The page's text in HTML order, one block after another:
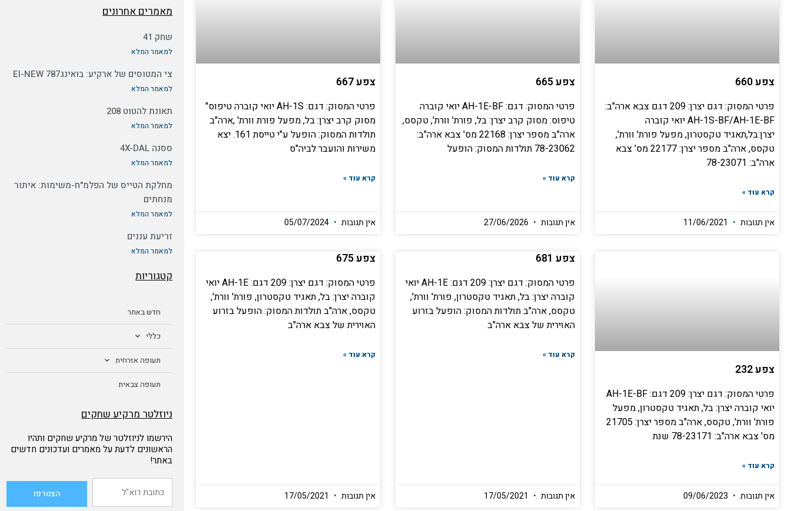
צפע 660
פרטי המסוק: דגם יצרן: 209 דגם צבא ארה"ב:
AH-1S-BF/AH-1E-BF יואי קוברה
יצרן:בל,תאגיד טקסטרון, מפעל פורת' וורת',
טקסס, ארה"ב מספר יצרן: 22177 מס' צבא
ארה"ב: 78-23071
קרא עוד »
אין תגובות
צפע 665
פרטי המסוק: דגם: AH-1E-BF יואי קוברה
טיפוס: מסוק קרב יצרן: בל, פורת' וורת', טקסס,
ארה"ב מספר יצרן: 22168 מס' צבא ארה"ב:
78-23062 תולדות המסוק: הופעל
קרא עוד »
אין תגובות
צפע 667
פרטי המסוק: דגם: AH-1S יואי קוברה טיפוס"
מסוק קרב יצרן: בל, מפעל פורת וורת' ,ארה"ב
תולדות המסוק: הופעל ע"י טייסת 161. יצא
משירות והועבר לביה"ס
קרא עוד »
אין תגובות
צפע 232
פרטי המסוק: דגם יצרן: 209 דגם: AH-1E-BF
יואי קוברה יצרן: בל, תאגיד טקסטרון, מפעל
פורת' וורת', טקסס, ארה"ב מספר יצרן: 21705
מס' צבא ארה"ב: 78-23171 שנת
קרא עוד »
אין תגובות
צפע 681
פרטי המסוק: דגם יצרן: 209 דגם: AH-1E יואי
קוברה יצרן: בל, תאגיד טקסטרון, פורת' וורת',
טקסס, ארה"ב תולדות המסוק: הופעל בזרוע
האוירית של צבא ארה"ב
קרא עוד »
אין תגובות
צפע 675
פרטי המסוק: דגם יצרן: 209 דגם: AH-1E יואי
קוברה יצרן: בל, תאגיד טקסטרון, פורת' וורת',
טקסס, ארה"ב תולדות המסוק: הופעל בזרוע
האוירית של צבא ארה"ב
קרא עוד »
אין תגובות
מאמרים אחרונים
שחק 41
למאמר המלא
צי המטוסים של ארקיע: בואינג787 EI-NEW
למאמר המלא
תאונת להטוט 208
למאמר המלא
ססנה 4X-DAL
למאמר המלא
מחלקת הטייס של הפלמ"ח-משימות: איתור
מנחתים
למאמר המלא
זריעת עננים
למאמר המלא
קטגוריות
חדש באתר
כללי
תעופה אזרחית
תעופה צבאית
ניוזלטר מרקיע שחקים
הירשמו לניוזלטר של מרקיע שחקים ותהיו
הראשונים לדעת על מאמרים ועדכונים חדשים
באתר!